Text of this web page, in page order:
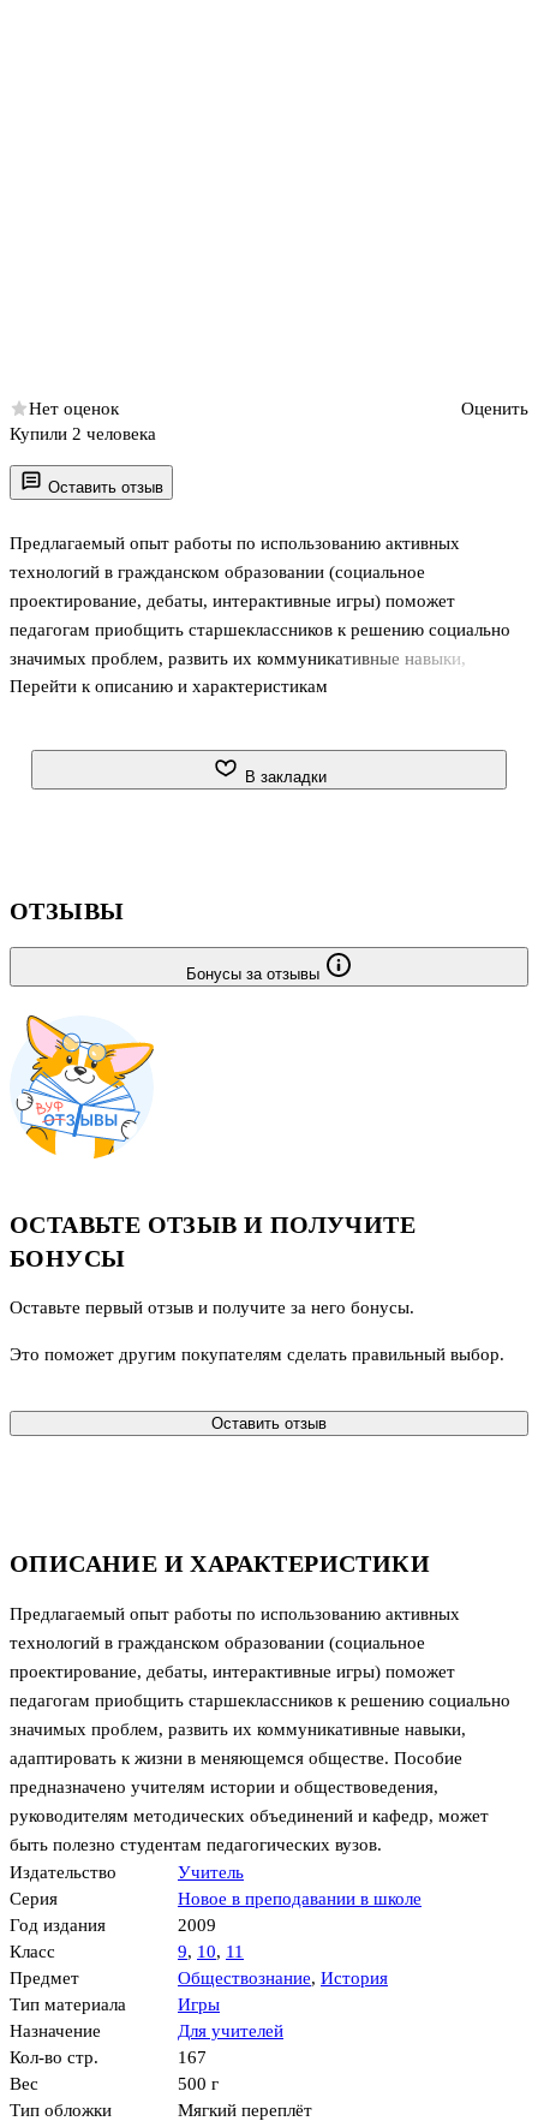
Оставить отзыв
Предлагаемый опыт работы по использованию активных
технологий в гражданском образовании (социальное
проектирование, дебаты, интерактивные игры) поможет
педагогам приобщить старшеклассников к решению социально
значимых проблем, развить их коммуникативные навыки,
адаптировать к жизни в меняющемся обществе. Пособие
быть полезно студентам педагогических вузов.
Перейти к описанию и характеристикам
Нет оценок
Оценить
Купили 2 человека
В закладки
ОПИСАНИЕ И ХАРАКТЕРИСТИКИ
Предлагаемый опыт работы по использованию активных
технологий в гражданском образовании (социальное
проектирование, дебаты, интерактивные игры) поможет
педагогам приобщить старшеклассников к решению социально
значимых проблем, развить их коммуникативные навыки,
адаптировать к жизни в меняющемся обществе. Пособие
предназначено учителям истории и обществоведения,
руководителям методических объединений и кафедр, может
быть полезно студентам педагогических вузов.
Издательство
Учитель
Серия
Новое в преподавании в школе
Год издания
2009
Класс
9, 10, 11
Предмет
Обществознание, История
Тип материала
Игры
Назначение
Для учителей
Кол-во стр.
167
Вес
500 г
Тип обложки
Мягкий переплёт
ОТЗЫВЫ
Бонусы за отзывы
ОСТАВЬТЕ ОТЗЫВ И ПОЛУЧИТЕ
БОНУСЫ
Оставьте первый отзыв и получите за него бонусы.
Это поможет другим покупателям сделать правильный выбор.
Оставить отзыв